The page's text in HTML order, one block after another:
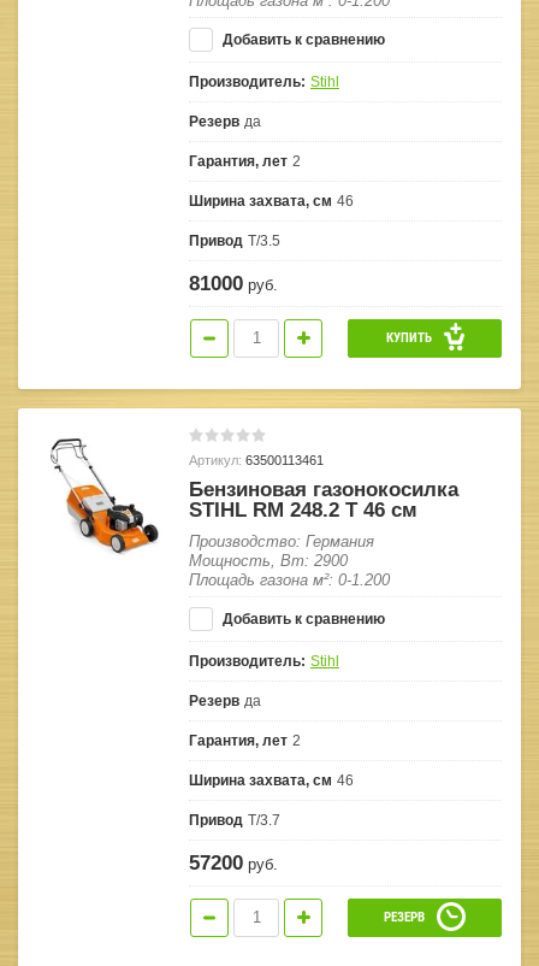
Добавить к сравнению
Производитель: Stihl
Резерв да
Гарантия, лет 2
Ширина захвата, см 46
Привод T/3.5
81000 руб.
КУПИТЬ
Артикул: 63500113461
Бензиновая газонокосилка
STIHL RM 248.2 T 46 см
Производство: Германия
Мощность, Вт: 2900
Площадь газона м²: 0-1.200
Добавить к сравнению
Производитель: Stihl
Резерв да
Гарантия, лет 2
Ширина захвата, см 46
Привод T/3.7
57200 руб.
РЕЗЕРВ